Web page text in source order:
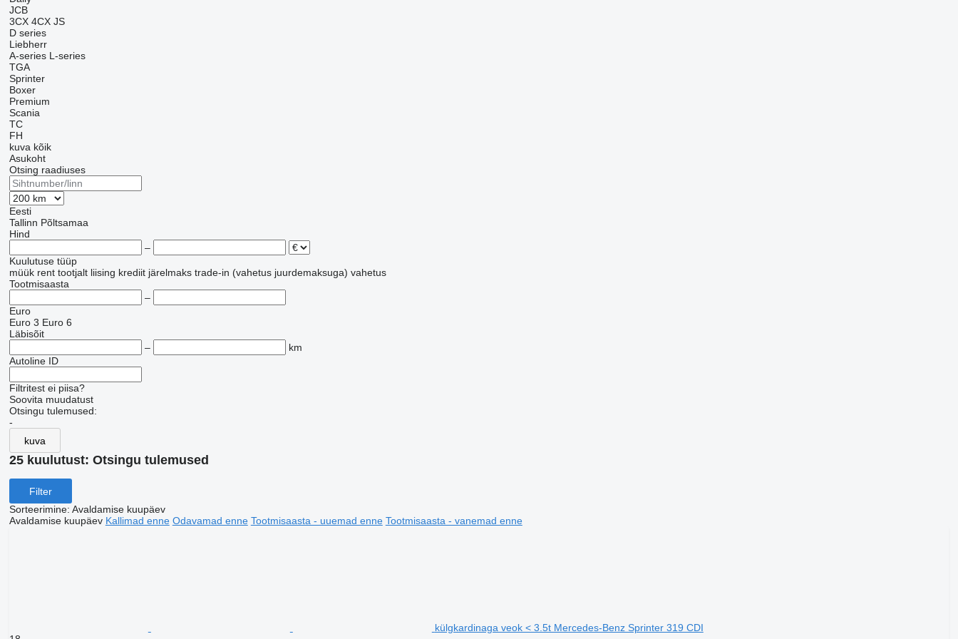
JCB
3CX 4CX JS
D series
Liebherr
A-series L-series
TGA
Sprinter
Boxer
Premium
Scania
TC
FH
kuva kõik
Asukoht
Otsing raadiuses
Eesti
Tallinn Põltsamaa
Hind
–
Kuulutuse tüüp
müük rent tootjalt liising krediit järelmaks trade-in (vahetus juurdemaksuga) vahetus
Tootmisaasta
–
Euro
Euro 3 Euro 6
Läbisõit
–
km
Autoline ID
Filtritest ei piisa?
Soovita muudatust
Otsingu tulemused:
-
kuva
25 kuulutust: Otsingu tulemused
Filter
Sorteerimine: Avaldamise kuupäev
Avaldamise kuupäev Kallimad enne Odavamad enne Tootmisaasta - uuemad enne Tootmisaasta - vanemad enne
külgkardinaga veok < 3.5t Mercedes-Benz Sprinter 319 CDI